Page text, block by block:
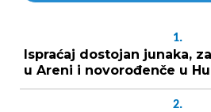
1.
Ispraćaj dostojan junaka,
u Areni i novorođenče u
2.